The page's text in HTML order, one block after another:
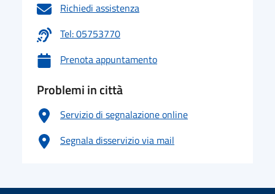
Richiedi assistenza
Tel: 05753770
Prenota appuntamento
Problemi in città
Servizio di segnalazione online
Segnala disservizio via mail